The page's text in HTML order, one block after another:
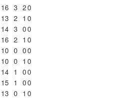
16 3 20
13 2 1 0
14 3 00
16 2 1 0
10 0 00
10 0 1 0
14 1 00
15 1 00
13 0 1 0